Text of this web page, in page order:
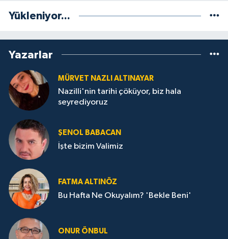
Yükleniyor...
Yazarlar
MÜRVET NAZLI ALTINAYAR
Nazilli'nin tarihi çöküyor, biz hala
seyrediyoruz
ŞENOL BABACAN
İşte bizim Valimiz
FATMA ALTINÖZ
Bu Hafta Ne Okuyalım? 'Bekle Beni'
ONUR ÖNBUL